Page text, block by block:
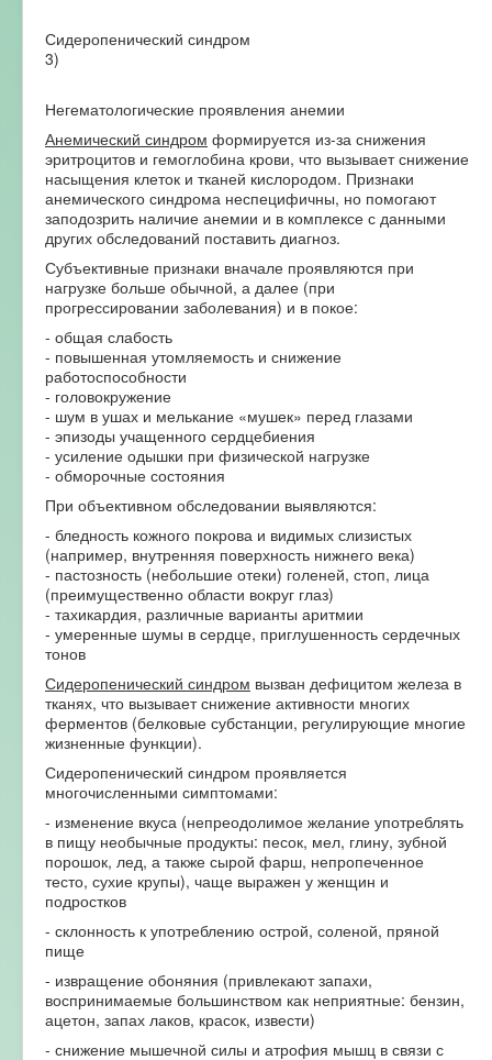
Сидеропенический синдром
3)
Негематологические проявления анемии
Анемический синдром формируется из-за снижения
эритроцитов и гемоглобина крови, что вызывает снижение
насыщения клеток и тканей кислородом. Признаки
анемического синдрома неспецифичны, но помогают
заподозрить наличие анемии и в комплексе с данными
других обследований поставить диагноз.
Субъективные признаки вначале проявляются при
нагрузке больше обычной, а далее (при
прогрессировании заболевания) и в покое:
- общая слабость
- повышенная утомляемость и снижение
работоспособности
- головокружение
- шум в ушах и мелькание «мушек» перед глазами
- эпизоды учащенного сердцебиения
- усиление одышки при физической нагрузке
- обморочные состояния
При объективном обследовании выявляются:
- бледность кожного покрова и видимых слизистых
(например, внутренняя поверхность нижнего века)
- пастозность (небольшие отеки) голеней, стоп, лица
(преимущественно области вокруг глаз)
- тахикардия, различные варианты аритмии
- умеренные шумы в сердце, приглушенность сердечных
тонов
Сидеропенический синдром вызван дефицитом железа в
тканях, что вызывает снижение активности многих
ферментов (белковые субстанции, регулирующие многие
жизненные функции).
Сидеропенический синдром проявляется
многочисленными симптомами:
- изменение вкуса (непреодолимое желание употреблять
в пищу необычные продукты: песок, мел, глину, зубной
порошок, лед, а также сырой фарш, непропеченное
тесто, сухие крупы), чаще выражен у женщин и
подростков
- склонность к употреблению острой, соленой, пряной
пище
- извращение обоняния (привлекают запахи,
воспринимаемые большинством как неприятные: бензин,
ацетон, запах лаков, красок, извести)
- снижение мышечной силы и атрофия мышц в связи с